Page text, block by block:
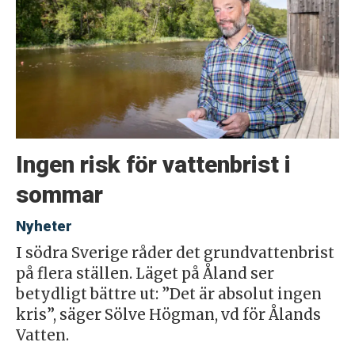
Ingen risk för vattenbrist i
sommar
Nyheter
I södra Sverige råder det grundvattenbrist
på flera ställen. Läget på Åland ser
betydligt bättre ut: ”Det är absolut ingen
kris”, säger Sölve Högman, vd för Ålands
Vatten.